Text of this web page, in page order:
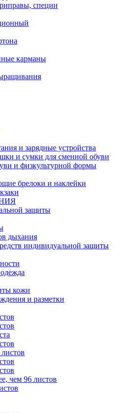
специи
карманы
и зарядные устройства
и сумки для сменной обуви
и физкультурной формы
брелоки и наклейки
защиты
дыхания
индивидуальной защиты
кожи
и разметки
чем 96 листов